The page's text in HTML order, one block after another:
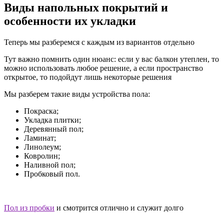
Виды напольных покрытий и
особенности их укладки
Теперь мы разберемся с каждым из вариантов отдельно
Тут важно помнить один нюанс: если у вас балкон утеплен, то
можно использовать любое решение, а если пространство
открытое, то подойдут лишь некоторые решения
Мы разберем такие виды устройства пола:
Покраска;
Укладка плитки;
Деревянный пол;
Ламинат;
Линолеум;
Ковролин;
Наливной пол;
Пробковый пол.
Пол из пробки и смотрится отлично и служит долго